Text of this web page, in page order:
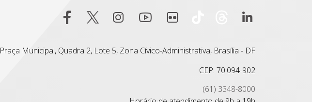
Praça Municipal, Quadra 2, Lote 5, Zona Cívico-Administrativa, Brasília - DF
CEP: 70.094-902
(61) 3348-8000